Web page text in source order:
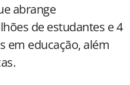
abrange
de estudantes e 4
em educação, além